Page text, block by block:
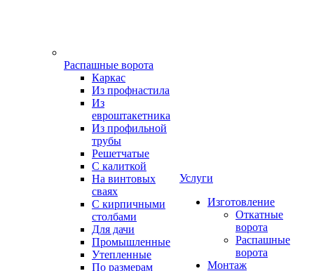
Распашные ворота
Каркас
Из профнастила
Из
евроштакетника
Из профильной
трубы
Решетчатые
С калиткой
На винтовых
сваях
С кирпичными
столбами
Для дачи
Промышленные
Утепленные
По размерам
Услуги
Изготовление
Откатные
ворота
Распашные
ворота
Монтаж